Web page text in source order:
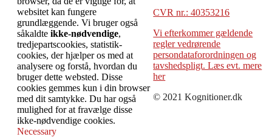
CVR nr.: 40353216
Vi efterkommer gældende
regler vedrørende
persondataforordningen og
tavshedspligt. Læs evt. mere
her
© 2021 Kognitioner.dk
websitet kan fungere
grundlæggende. Vi bruger også
såkaldte ikke-nødvendige,
tredjepartscookies, statistik-
cookies, der hjælper os med at
analysere og forstå, hvordan du
bruger dette websted. Disse
cookies gemmes kun i din browser
med dit samtykke. Du har også
mulighed for at fravælge disse
ikke-nødvendige cookies.
Necessary